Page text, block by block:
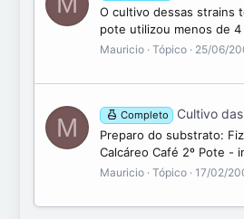
O cultivo dessas strains
pote utilizou menos de
Mauricio Tópico 25/06/
M Completo Cultivo
Preparo do substrato:
Calcáreo Café 2º Pote -
Mauricio Tópico 17/02/